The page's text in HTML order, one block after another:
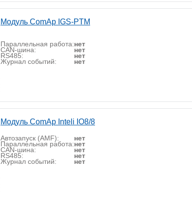
Модуль ComAp IGS-PTM
Параллельная работа:нет
CAN-шина: нет
RS485: нет
Журнал событий: нет
Модуль ComAp Inteli IO8/8
Автозапуск (AMF): нет
Параллельная работа:нет
CAN-шина: нет
RS485: нет
Журнал событий: нет